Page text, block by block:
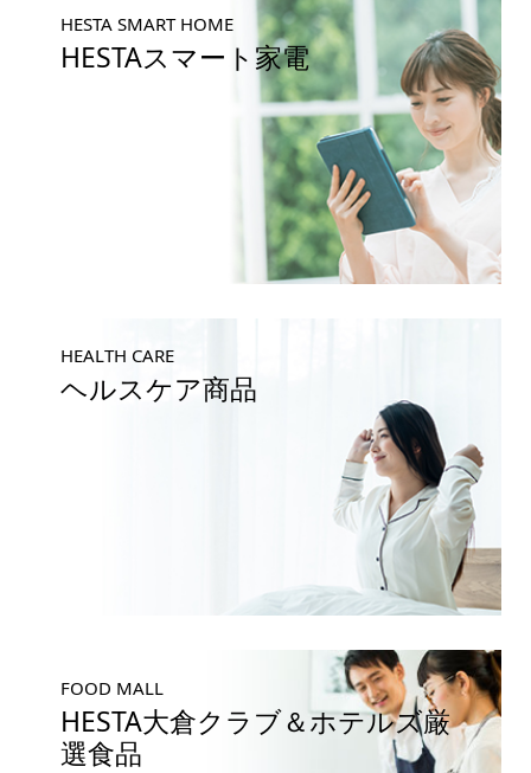
HESTA SMART HOME
HESTAスマート家電
HEALTH CARE
ヘルスケア商品
FOOD MALL
HESTA大倉クラブ＆ホテルズ厳
選食品